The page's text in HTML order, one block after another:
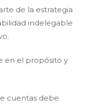
de la estrategia
indelegable
en el propósito y
cuentas debe